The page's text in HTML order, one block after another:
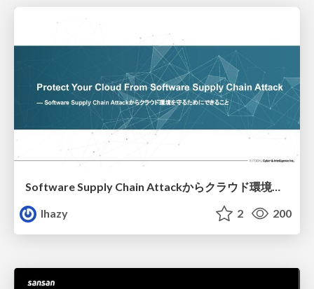
Software Supply Chain Attackからクラウド環境を守るためにできること
lhazy
2 200